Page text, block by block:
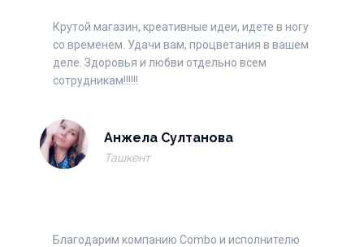
Крутой магазин, креативные идеи, идете в ногу
со временем. Удачи вам, процветания в вашем
деле. Здоровья и любви отдельно всем
сотрудникам!!!!!!
Анжела Султанова
Ташкент
Благодарим компанию Combo и исполнителю
Войти через Google